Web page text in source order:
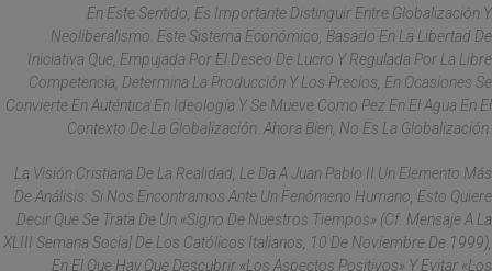
En Este Sentido, Es Importante Distinguir Entre Globalización Y
Neoliberalismo. Este Sistema Económico, Basado En La Libertad De
Iniciativa Que, Empujada Por El Deseo De Lucro Y Regulada Por La Libre
Competencia, Determina La Producción Y Los Precios, En Ocasiones Se
Convierte En Auténtica En Ideología Y Se Mueve Como Pez En El Agua En El
Contexto De La Globalización. Ahora Bien, No Es La Globalización.
La Visión Cristiana De La Realidad, Le Da A Juan Pablo II Un Elemento Más
De Análisis: Si Nos Encontramos Ante Un Fenómeno Humano, Esto Quiere
Decir Que Se Trata De Un «signo De Nuestros Tiempos» (Cf. Mensaje A La
XLIII Semana Social De Los Católicos Italianos, 10 De Noviembre De 1999),
En El Que Hay Que Descubrir «los Aspectos Positivos» Y Evitar «los